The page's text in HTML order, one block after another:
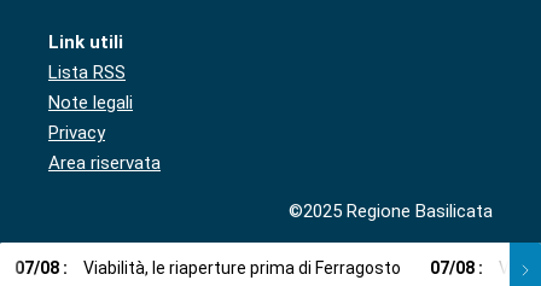
Link utili
Lista RSS
Note legali
Privacy
Area riservata
©2025 Regione Basilicata
07/08 : Viabilità, le riaperture prima di Ferragosto 07/08 : Via